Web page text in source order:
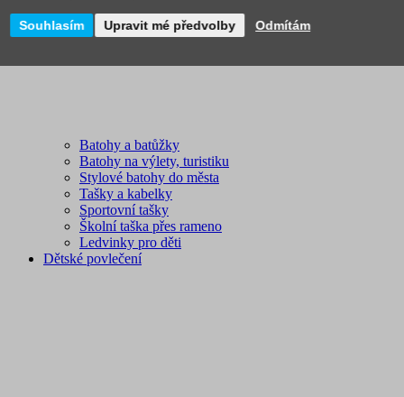
Batohy a batůžky
Batohy na výlety, turistiku
Stylové batohy do města
Tašky a kabelky
Sportovní tašky
Školní taška přes rameno
Ledvinky pro děti
Dětské povlečení
Souhlasím Upravit mé předvolby Odmítám